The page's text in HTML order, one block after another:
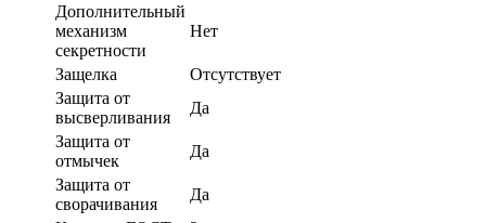
Дополнительный
механизм
секретности
Нет
Защелка
Отсутствует
Защита от
высверливания
Да
Защита от
отмычек
Да
Защита от
сворачивания
Да